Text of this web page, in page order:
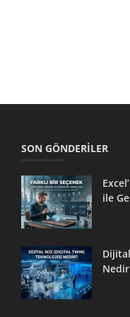
SON GÖNDERILER
ile
Nedir